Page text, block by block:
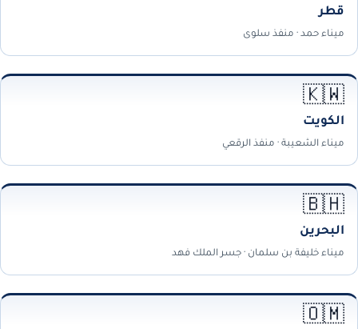
قطر
ميناء حمد · منفذ سلوى
🇰🇼
الكويت
ميناء الشعيبة · منفذ الرقعي
🇧🇭
البحرين
ميناء خليفة بن سلمان · جسر الملك فهد
🇴🇲